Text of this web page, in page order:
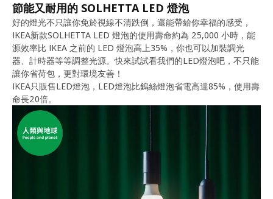
節能又耐用的 SOLHETTA LED 燈泡
好的燈光不只讓你免於視線不清跌倒，還能帶給你幸福的感受，
IKEA新款SOLHETTA LED 燈泡的使用壽命約為 25,000 小時，能
源效率比 IKEA 之前的 LED 燈泡高上35%，你也可以加裝調光
器、計時器等等調整光源。快來試試看我們的LED燈泡吧，不只能
讓你省荷包，更對環境友善！
IKEA只販售LED燈泡，LED燈泡比鎢絲燈泡省電高達85%，使用壽
命長20倍。